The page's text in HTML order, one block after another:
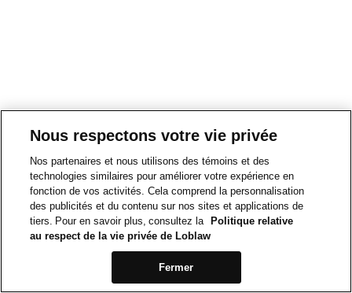
Nous respectons votre vie privée
Nos partenaires et nous utilisons des témoins et des
technologies similaires pour améliorer votre expérience en
fonction de vos activités. Cela comprend la personnalisation
des publicités et du contenu sur nos sites et applications de
tiers. Pour en savoir plus, consultez la
Politique relative
au respect de la vie privée de Loblaw
Fermer